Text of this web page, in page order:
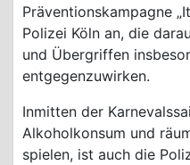
Präventionskampagne
Polizei Köln an, die
und Übergriffen
entgegenzuwirken.
Inmitten der
Alkoholkonsum und
spielen, ist auch die